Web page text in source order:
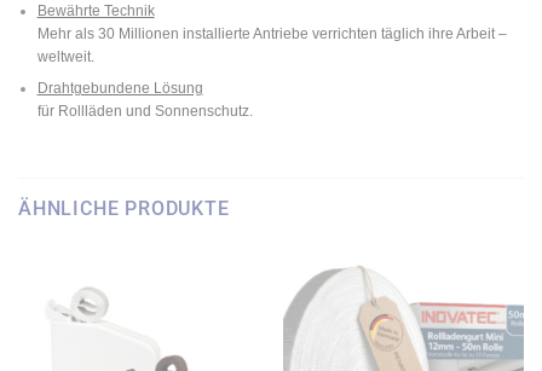
Bewährte Technik
Mehr als 30 Millionen installierte Antriebe verrichten täglich ihre Arbeit –
weltweit.
Drahtgebundene Lösung
für Rollläden und Sonnenschutz.
ÄHNLICHE PRODUKTE